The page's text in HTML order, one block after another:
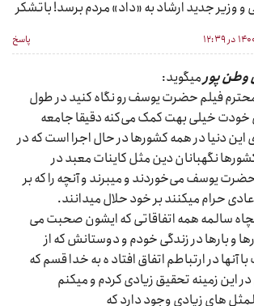
و وزیر جدید ارشاد به «داد» مردم برسد! باتشکر
۱۲:۳۹ پاسخ
پورمیگوید:
فیلم حضرت یوسف رو نگاه کنید در طول
خودت خیلی بهت کمک می‌کنه دقیقا جامعه
این دنیا در همه کشورها در حال اجرا است که در
نگهبانان دین مثل کاینات معبد در
یوسف می‌خوردند و میبرند و آنچه را که بر
حرام میکنند بر خود حلال میدانند.
سالمه همه اتفاقاتی که ایشون صحبت می
و بارها در زندگی خودم و دوستانش که از
آنها در ارتباطم اتفاق افتاد ه به خدا قسم که
این زمینه تحقیق زیادی کردم و میکنم
های زیادی وجود دارد که